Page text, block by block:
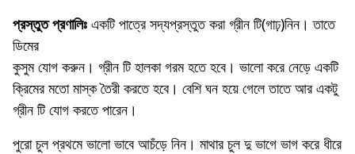
প্রস্তুত প্রণালিঃ একটি পাত্রে সদ্যপ্রস্তুত করা গ্রীন টি(গাঢ়)নিন। তাতে
ডিমের
কুসুম যোগ করুন। গ্রীন টি হালকা গরম হতে হবে। ভালো করে নেড়ে একটি
ক্রিমের মতো মাস্ক তৈরী করতে হবে। বেশি ঘন হয়ে গেলে তাতে আর একটু
গ্রীন টি যোগ করতে পারেন।
পুরো চুল প্রথমে ভালো ভাবে আচঁড়ে নিন। মাথার চুল দু ভাগে ভাগ করে ধীরে